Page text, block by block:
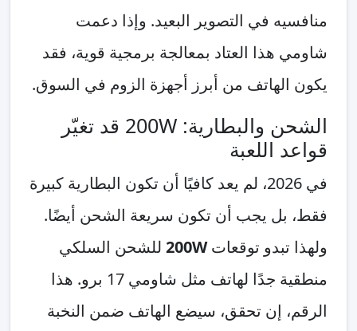
منافسيه في التصوير البعيد. وإذا دعمت
شاومي هذا العتاد بمعالجة برمجية قوية، فقد
يكون الهاتف من أبرز أجهزة الزوم في السوق.
الشحن والبطارية: 200W قد تغيّر
قواعد اللعبة
في 2026، لم يعد كافيًا أن تكون البطارية كبيرة
فقط، بل يجب أن تكون سريعة الشحن أيضًا.
ولهذا تبدو توقعات200W للشحن السلكي
منطقية جدًا لهاتف مثل شاومي 17 برو. هذا
الرقم، إن تحقق، سيضع الهاتف ضمن النخبة